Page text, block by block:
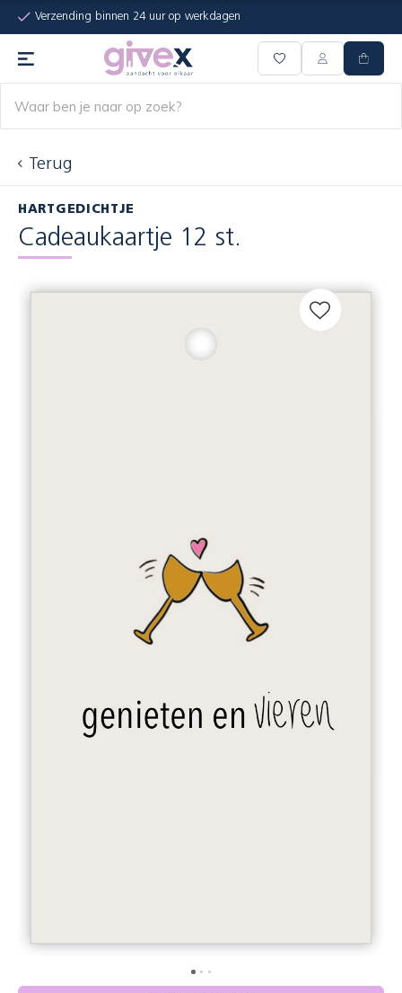
Verzending binnen 24 uur op werkdagen
Terug
HARTGEDICHTJE
Cadeaukaartje 12 st.